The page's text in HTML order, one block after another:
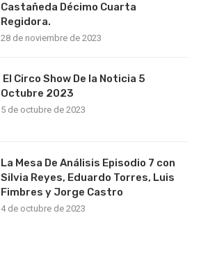
Castañeda Décimo Cuarta
Regidora.
28 de noviembre de 2023
El Circo Show De la Noticia 5
Octubre 2023
5 de octubre de 2023
La Mesa De Análisis Episodio 7 con
Silvia Reyes, Eduardo Torres, Luis
Fimbres y Jorge Castro
4 de octubre de 2023